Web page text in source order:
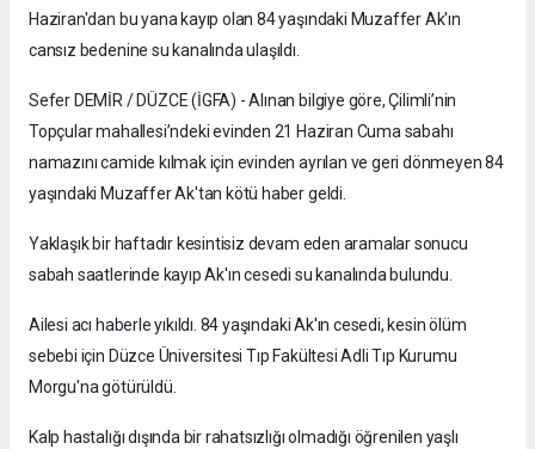
Haziran'dan bu yana kayıp olan 84 yaşındaki Muzaffer Ak'ın
cansız bedenine su kanalında ulaşıldı.
Sefer DEMİR / DÜZCE (İGFA) - Alınan bilgiye göre, Çilimli’nin
Topçular mahallesi’ndeki evinden 21 Haziran Cuma sabahı
namazını camide kılmak için evinden ayrılan ve geri dönmeyen 84
yaşındaki Muzaffer Ak'tan kötü haber geldi.
Yaklaşık bir haftadır kesintisiz devam eden aramalar sonucu
sabah saatlerinde kayıp Ak'ın cesedi su kanalında bulundu.
Ailesi acı haberle yıkıldı. 84 yaşındaki Ak'ın cesedi, kesin ölüm
sebebi için Düzce Üniversitesi Tıp Fakültesi Adli Tıp Kurumu
Morgu'na götürüldü.
Kalp hastalığı dışında bir rahatsızlığı olmadığı öğrenilen yaşlı